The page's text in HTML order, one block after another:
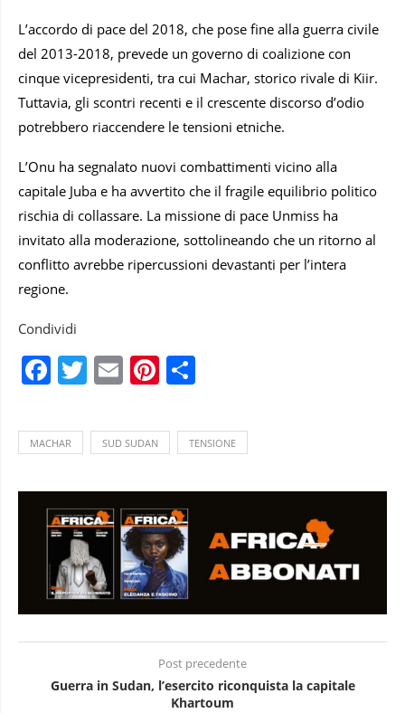
L’accordo di pace del 2018, che pose fine alla guerra civile
del 2013-2018, prevede un governo di coalizione con
cinque vicepresidenti, tra cui Machar, storico rivale di Kiir.
Tuttavia, gli scontri recenti e il crescente discorso d’odio
potrebbero riaccendere le tensioni etniche.
L’Onu ha segnalato nuovi combattimenti vicino alla
capitale Juba e ha avvertito che il fragile equilibrio politico
rischia di collassare. La missione di pace Unmiss ha
invitato alla moderazione, sottolineando che un ritorno al
conflitto avrebbe ripercussioni devastanti per l’intera
regione.
Condividi
Facebook
Twitter
EmailPinterest
MACHAR SUD SUDAN TENSIONE
Post precedente
Guerra in Sudan, l’esercito riconquista la capitale
Khartoum